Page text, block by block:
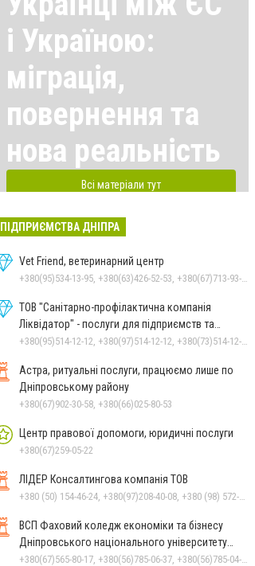
і Україною:
міграція,
повернення та
нова реальність
Всі матеріали тут
ПІДПРИЄМСТВА ДНІПРА
Vet Friend, ветеринарний центр
ТОВ "Санітарно-профілактична компанія
Ліквідатор" - послуги для підприємств та
населення
Астра, ритуальні послуги, працюємо лише по
Дніпровському району
+380(67)902-30-58, +380(66)025-80-53
Центр правової допомоги, юридичні послуги
+380(67)259-05-22
ЛІДЕР Консалтингова компанія ТОВ
ВСП Фаховий коледж економіки та бізнесу
Дніпровського національного університету
імені Олеся Гончара